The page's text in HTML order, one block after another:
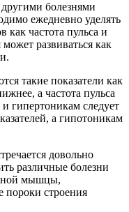
болезнями
ежедневно уделять
как частота пульса и
развиваться как
такие показатели как
а частота пульса
гипертоникам следует
а гипотоникам
довольно
различные болезни
мышцы,
пороки строения